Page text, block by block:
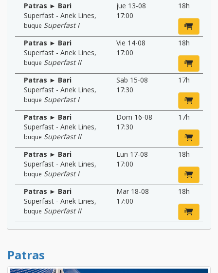
Patras ► Bari
Superfast - Anek Lines,
buque Superfast I
jue 13-08
17:00
18h
Patras ► Bari
Superfast - Anek Lines,
buque Superfast II
Vie 14-08
17:00
18h
Patras ► Bari
Superfast - Anek Lines,
buque Superfast I
Sab 15-08
17:30
17h
Patras ► Bari
Superfast - Anek Lines,
buque Superfast II
Dom 16-08
17:30
17h
Patras ► Bari
Superfast - Anek Lines,
buque Superfast I
Lun 17-08
17:00
18h
Patras ► Bari
Superfast - Anek Lines,
buque Superfast II
Mar 18-08
17:00
18h
Patras